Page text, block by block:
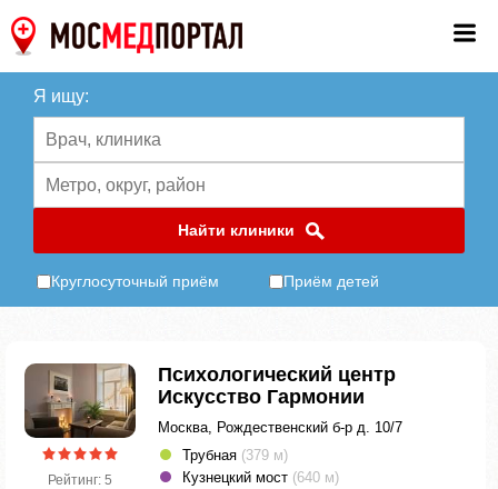
Я ищу:
Найти клиники
Круглосуточный приём Приём детей
Рейтинг: 5
Психологический центр
Искусство Гармонии
Москва, Рождественский б-р д. 10/7
Трубная (379 м)
Кузнецкий мост (640 м)